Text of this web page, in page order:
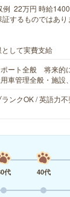
22万円 時給
するものではあり
して実費支給
ート全般 将来的
車管理全般・施
ンクOK / 英語力不
代 40代